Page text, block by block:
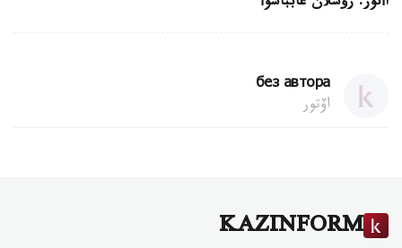
без автора
اۆتور
KAZINFORM